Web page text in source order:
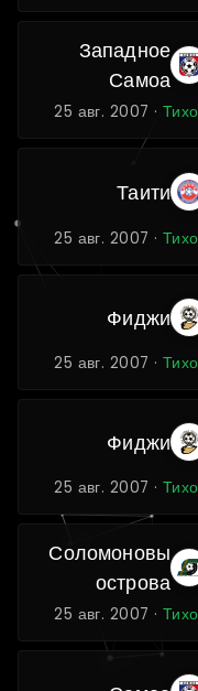
Западное
Самоа
25 авг. 2007 ·
Таити
25 авг. 2007 ·
Фиджи
25 авг. 2007 ·
Фиджи
25 авг. 2007 ·
Соломоновы
острова
25 авг. 2007 ·